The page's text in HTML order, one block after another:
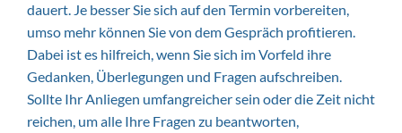
dauert. Je besser Sie sich auf den Termin vorbereiten,
umso mehr können Sie von dem Gespräch profitieren.
Dabei ist es hilfreich, wenn Sie sich im Vorfeld ihre
Gedanken, Überlegungen und Fragen aufschreiben.
Sollte Ihr Anliegen umfangreicher sein oder die Zeit nicht
reichen, um alle Ihre Fragen zu beantworten,